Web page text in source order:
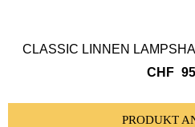
CLASSIC LINNEN
CHF
PRODUKT